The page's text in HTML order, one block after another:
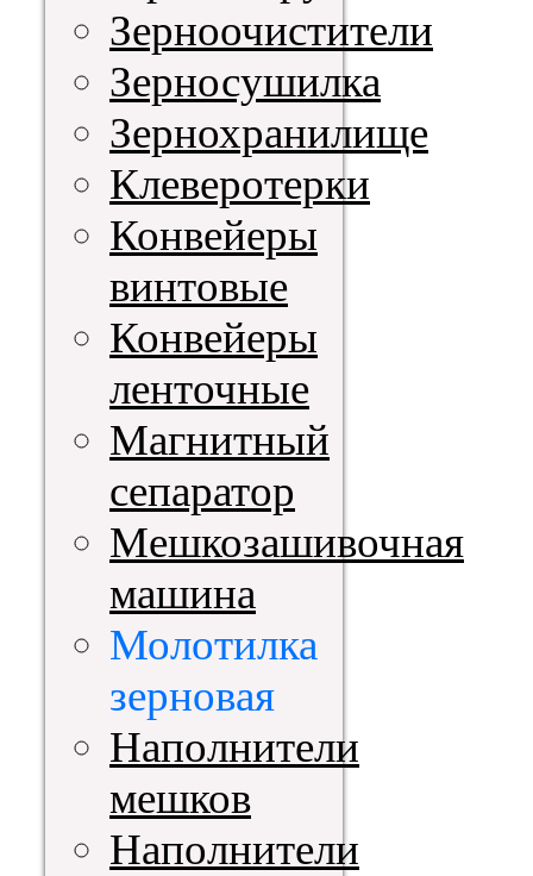
Зерноочистители
Зерносушилка
Зернохранилище
Клеверотерки
Конвейеры
винтовые
Конвейеры
ленточные
Магнитный
сепаратор
Мешкозашивочная
машина
Молотилка
зерновая
Наполнители
мешков
Наполнители